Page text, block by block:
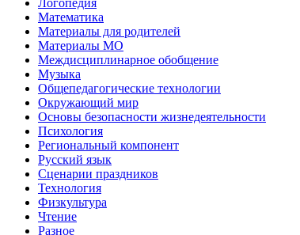
Математика
Материалы для родителей
Материалы МО
Междисциплинарное обобщение
Музыка
Общепедагогические технологии
Окружающий мир
Основы безопасности жизнедеятельности
Психология
Региональный компонент
Русский язык
Сценарии праздников
Технология
Физкультура
Чтение
Разное